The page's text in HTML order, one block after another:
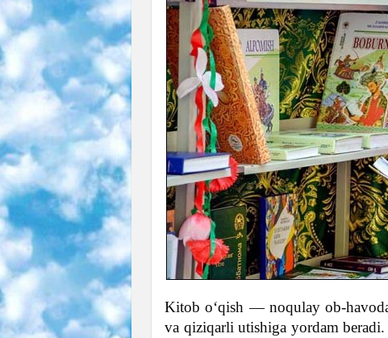
Kitob o‘qish — noqulay ob-
va qiziqarli utishiga yordam